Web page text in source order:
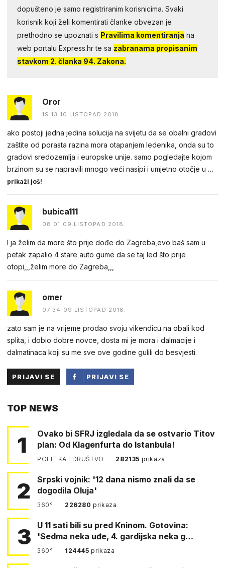
dopušteno je samo registriranim korisnicima. Svaki
korisnik koji želi komentirati članke obvezan je
prethodno se upoznati s Pravilima komentiranja na
web portalu Express.hr te sa zabranama propisanim
stavkom 2. članka 94. Zakona.
Oror
19:13 10.LISTOPAD 2018.
ako postoji jedna jedina solucija na svijetu da se obalni gradovi
zaštite od porasta razina mora otapanjem ledenika, onda su to
gradovi sredozemlja i europske unije. samo pogledajte kojom
brzinom su se napravili mnogo veći nasipi i umjetno otočje u ...
prikaži još!
bubica111
08:01 09.LISTOPAD 2018.
I ja želim da more što prije dođe do Zagreba,evo baš sam u
petak zapalio 4 stare auto gume da se taj led što prije
otopi,,,želim more do Zagreba,,,
omer
07:34 09.LISTOPAD 2018.
zato sam je na vrijeme prodao svoju vikendicu na obali kod
splita, i dobio dobre novce, dosta mi je mora i dalmacije i
dalmatinaca koji su me sve ove godine gulili do besvjesti.
PRIJAVI SE
PRIJAVI SE
TOP NEWS
1
Ovako bi SFRJ izgledala da se ostvario Titov
plan: Od Klagenfurta do Istanbula!
POLITIKA I DRUŠTVO 282135 prikaza
2
Srpski vojnik: '12 dana nismo znali da se
dogodila Oluja'
360° 226280prikaza
3
U 11 sati bili su pred Kninom. Gotovina:
'Sedma neka uđe, 4. gardijska neka g…
360° 124445prikaza